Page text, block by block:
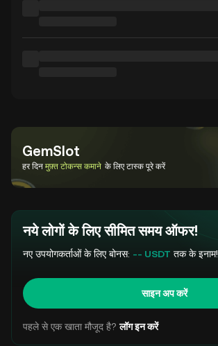
GemSlot
हर दिन मुफ़्त टोकन्स कमाने के लिए टास्क पूरे करें
नये लोगों के लिए सीमित समय ऑफर!
नए उपयोगकर्ताओं के लिए बोनस: -- USDT तक के इनाम!
साइन अप करें
पहले से एक खाता मौजूद है? लॉग इन करें